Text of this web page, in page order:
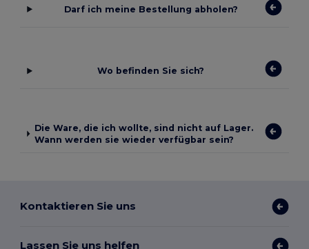
Darf ich meine Bestellung abholen?
Wo befinden Sie sich?
Die Ware, die ich wollte, sind nicht auf Lager.
Wann werden sie wieder verfügbar sein?
Kontaktieren Sie uns
Lassen Sie uns helfen